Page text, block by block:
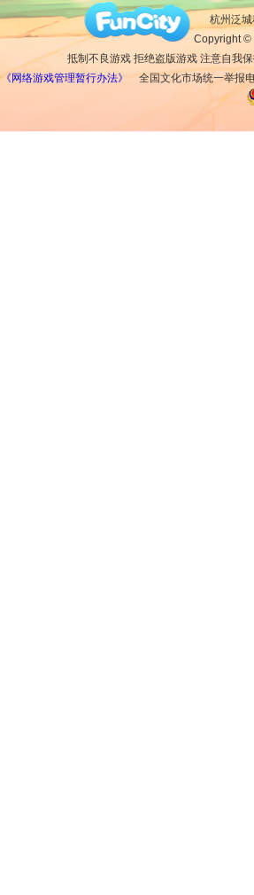
杭州泛
Copyright ©
抵制不良游戏 拒绝盗版游戏 注意自我
《网络游戏管理暂行办法》
全国文化市场统一举报